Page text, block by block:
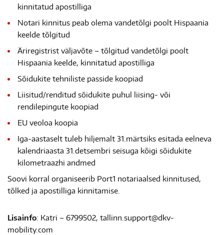
kinnitatud apostilliga
Notari kinnitus peab olema vandetõlgi poolt Hispaania
keelde tõlgitud
Äriregistrist väljavõte – tõlgitud vandetõlgi poolt
Hispaania keelde, kinnitatud apostilliga
Sõidukite tehniliste passide koopiad
Liisitud/renditud sõidukite puhul liising- või
rendilepingute koopiad
EU veoloa koopia
Iga-aastaselt tuleb hiljemalt 31.märtsiks esitada eelneva
kalendriaasta 31.detsembri seisuga kõigi sõidukite
kilometraazhi andmed
Soovi korral organiseerib Port1 notariaalsed kinnitused,
tõlked ja apostilliga kinnitamise.
Lisainfo: Katri – 6799502, tallinn.support@dkv-
mobility.com